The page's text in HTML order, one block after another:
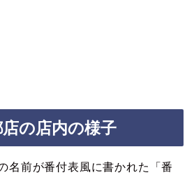
の店内の様子
名前が番付表風に書かれた「番